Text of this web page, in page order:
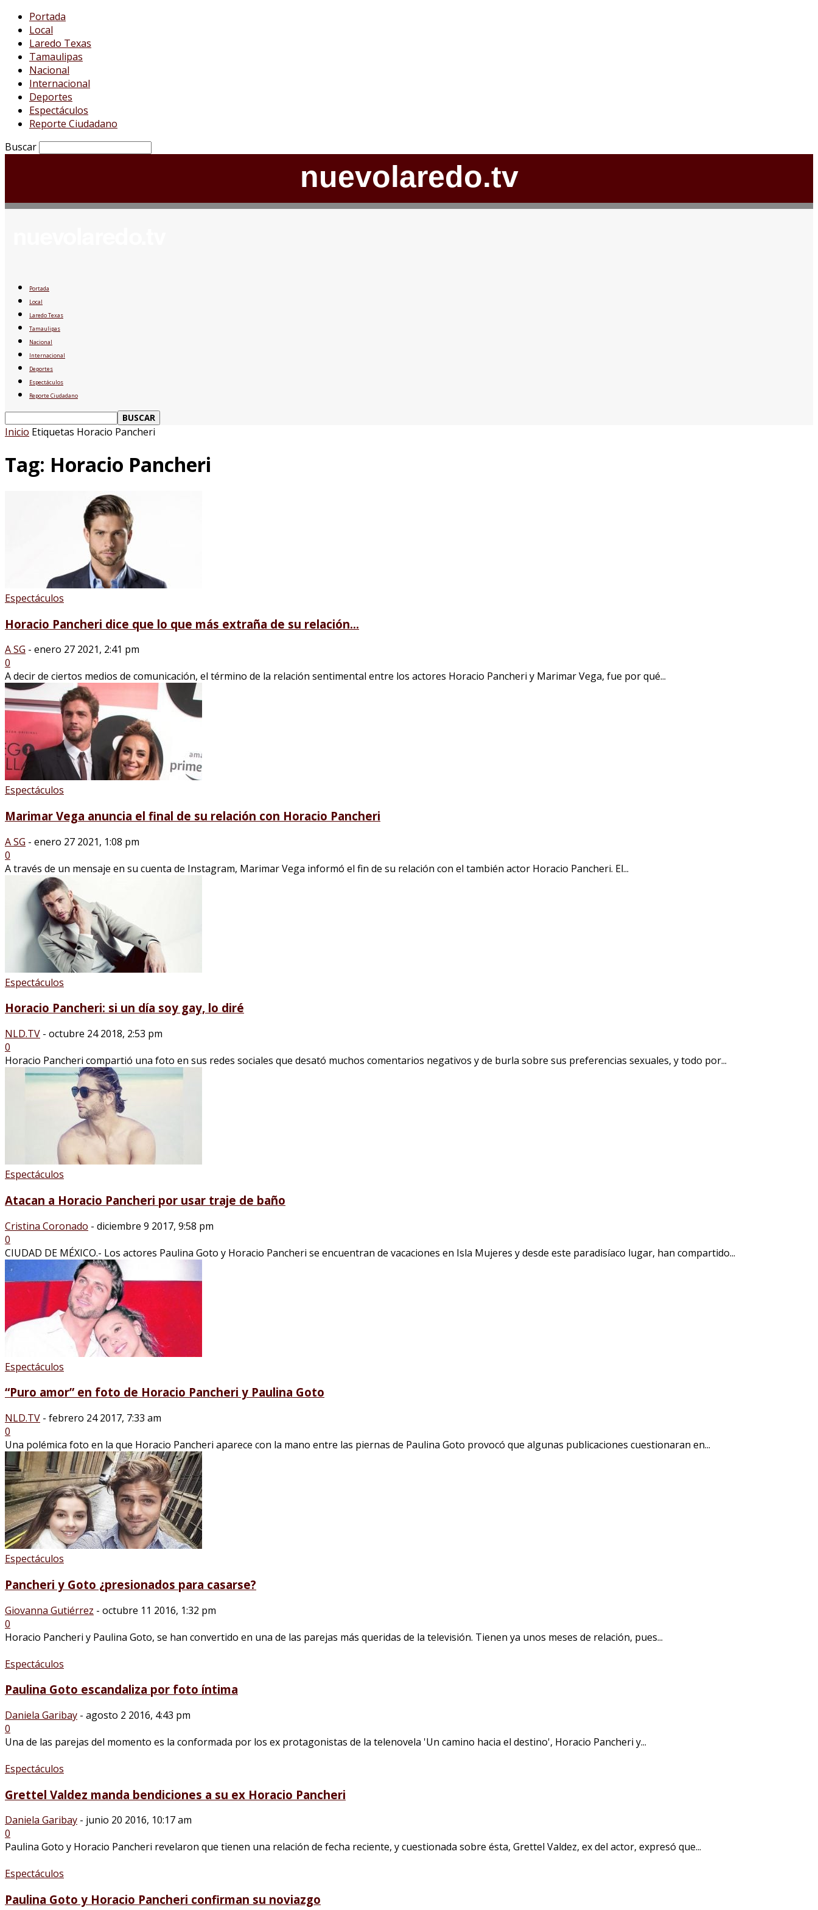
Portada
Local
Laredo Texas
Tamaulipas
Nacional
Internacional
Deportes
Espectáculos
Reporte Ciudadano
Buscar
nuevolaredo.tv
Portada
Local
Laredo Texas
Tamaulipas
Nacional
Internacional
Deportes
Espectáculos
Reporte Ciudadano
Inicio Etiquetas Horacio Pancheri
Tag: Horacio Pancheri
Espectáculos
Horacio Pancheri dice que lo que más extraña de su relación...
A SG - enero 27 2021, 2:41 pm
0
A decir de ciertos medios de comunicación, el término de la relación sentimental entre los actores Horacio Pancheri y Marimar Vega, fue por qué...
Espectáculos
Marimar Vega anuncia el final de su relación con Horacio Pancheri
A SG - enero 27 2021, 1:08 pm
0
A través de un mensaje en su cuenta de Instagram, Marimar Vega informó el fin de su relación con el también actor Horacio Pancheri. El...
Espectáculos
Horacio Pancheri: si un día soy gay, lo diré
NLD.TV - octubre 24 2018, 2:53 pm
0
Horacio Pancheri compartió una foto en sus redes sociales que desató muchos comentarios negativos y de burla sobre sus preferencias sexuales, y todo por...
Espectáculos
Atacan a Horacio Pancheri por usar traje de baño
Cristina Coronado - diciembre 9 2017, 9:58 pm
0
CIUDAD DE MÉXICO.- Los actores Paulina Goto y Horacio Pancheri se encuentran de vacaciones en Isla Mujeres y desde este paradisíaco lugar, han compartido...
Espectáculos
“Puro amor” en foto de Horacio Pancheri y Paulina Goto
NLD.TV - febrero 24 2017, 7:33 am
0
Una polémica foto en la que Horacio Pancheri aparece con la mano entre las piernas de Paulina Goto provocó que algunas publicaciones cuestionaran en...
Espectáculos
Pancheri y Goto ¿presionados para casarse?
Giovanna Gutiérrez - octubre 11 2016, 1:32 pm
0
Horacio Pancheri y Paulina Goto, se han convertido en una de las parejas más queridas de la televisión. Tienen ya unos meses de relación, pues...
Espectáculos
Paulina Goto escandaliza por foto íntima
Daniela Garibay - agosto 2 2016, 4:43 pm
0
Una de las parejas del momento es la conformada por los ex protagonistas de la telenovela 'Un camino hacia el destino', Horacio Pancheri y...
Espectáculos
Grettel Valdez manda bendiciones a su ex Horacio Pancheri
Daniela Garibay - junio 20 2016, 10:17 am
0
Paulina Goto y Horacio Pancheri revelaron que tienen una relación de fecha reciente, y cuestionada sobre ésta, Grettel Valdez, ex del actor, expresó que...
Espectáculos
Paulina Goto y Horacio Pancheri confirman su noviazgo